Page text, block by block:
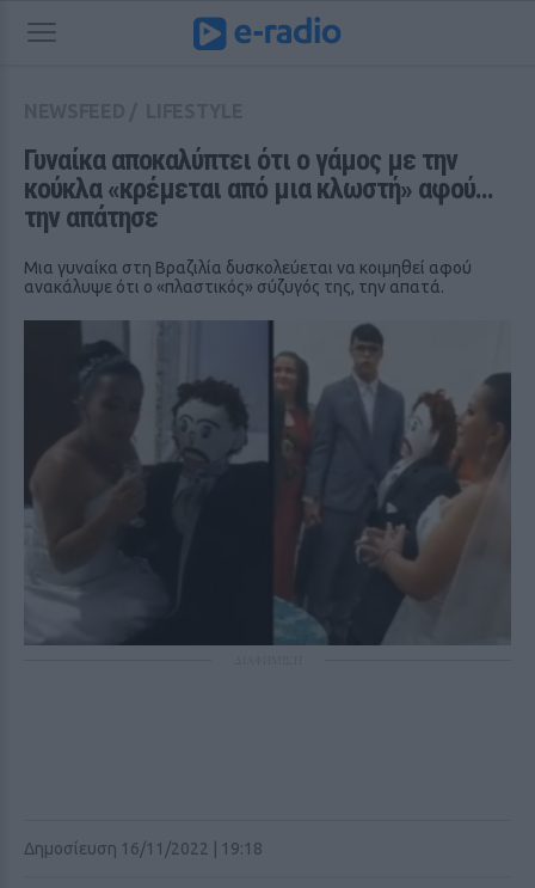
Γυναίκα αποκαλύπτει ότι ο γάμος με την
κούκλα «κρέμεται από μια κλωστή» αφού...
την απάτησε
Μια γυναίκα στη Βραζιλία δυσκολεύεται να κοιμηθεί αφού
ανακάλυψε ότι ο «πλαστικός» σύζυγός της, την απατά.
Δημοσίευση 16/11/2022 | 19:18